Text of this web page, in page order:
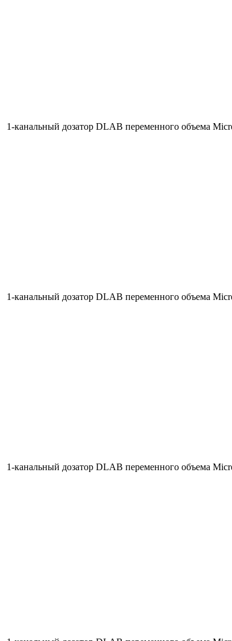
1-канальный дозатор DLAB переменного объема
1-канальный дозатор DLAB переменного объема
1-канальный дозатор DLAB переменного объема